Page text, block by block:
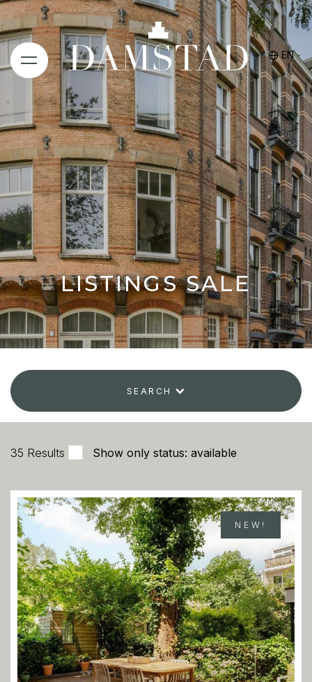
EN
LISTINGS SALE
SEARCH
35 Results Show only status: available
NEW!